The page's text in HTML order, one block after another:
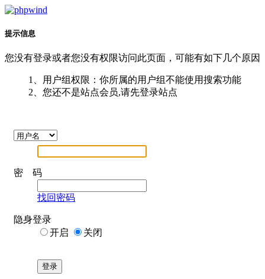
提示信息
您没有登录或者您没有权限访问此页面，可能有如下几个原因
1、用户组权限：你所属的用户组不能使用搜索功能
2、您还不是站点会员,请先登录站点
密 码
找回密码
隐身登录
开启
关闭
登录